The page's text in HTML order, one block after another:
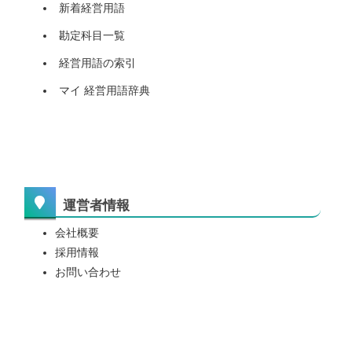
新着経営用語
勘定科目一覧
経営用語の索引
マイ 経営用語辞典
運営者情報
会社概要
採用情報
お問い合わせ